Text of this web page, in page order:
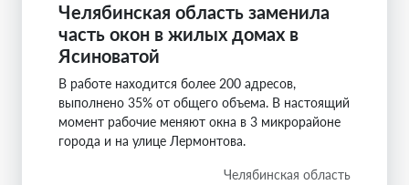
Челябинская область заменила
часть окон в жилых домах в
Ясиноватой
В работе находится более 200 адресов,
выполнено 35% от общего объема. В настоящий
момент рабочие меняют окна в 3 микрорайоне
города и на улице Лермонтова.
Челябинская область